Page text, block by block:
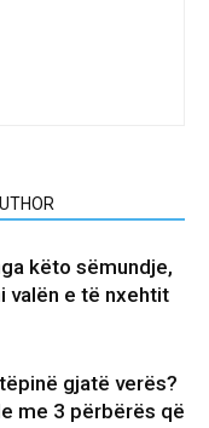
këto sëmundje,
valën e të nxehtit
gjatë verës?
me 3 përbërës që